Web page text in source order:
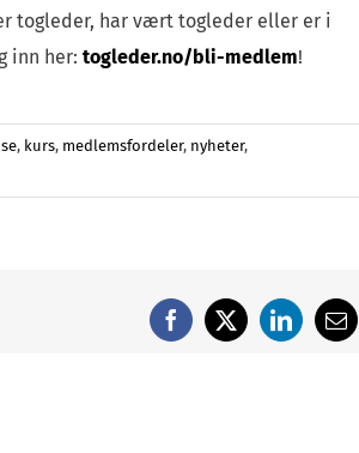
togleder, har vært togleder eller er i
inn her: togleder.no/bli-medlem!
, kurs, medlemsfordeler, nyheter,
Facebook
X LinkedIn
E-